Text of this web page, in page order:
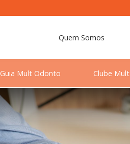
Quem Somos
Guia Mult Odonto Clube Mult